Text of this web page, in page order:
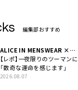
編集部おすすめ
ALICE IN MENSWEAR ×
MASCHERA
【レポ】一夜限りのツーマンに
「数奇な運命を感じます」
2026.08.07